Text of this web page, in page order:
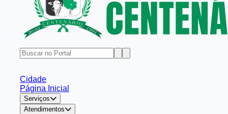
Cidade
Página Inicial
Serviços
Atendimentos